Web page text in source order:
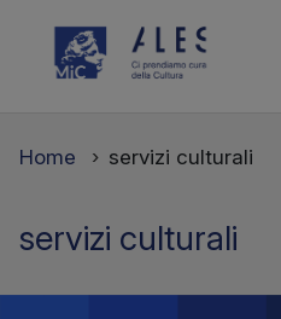
Home servizi culturali
servizi culturali